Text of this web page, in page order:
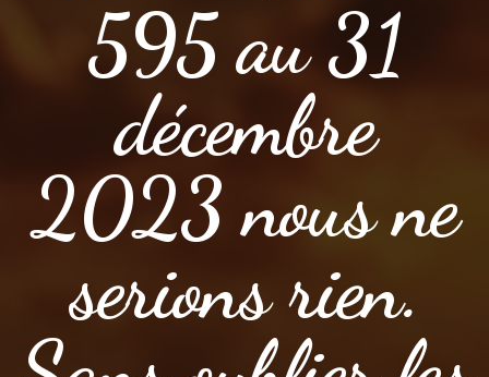
595 au 31
décembre
2023 nous ne
serions rien.